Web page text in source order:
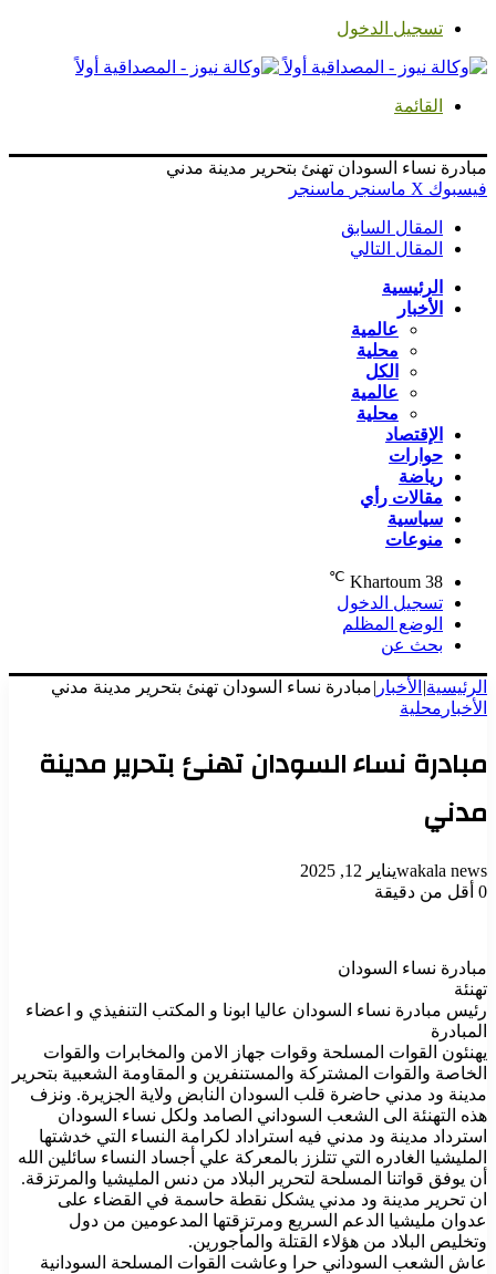
تسجيل الدخول
القائمة
مبادرة نساء السودان تهنئ بتحرير مدينة مدني
فيسبوك ‫X ماسنجر ماسنجر
المقال السابق
المقال التالي
الرئيسية
الأخبار
عالمية
محلية
الكل
عالمية
محلية
الإقتصاد
حوارات
رياضة
مقالات رأي
سياسية
منوعات
Khartoum 38
℃
تسجيل الدخول
الوضع المظلم
بحث عن
الرئيسية| الأخبار |مبادرة نساء السودان تهنئ بتحرير مدينة مدني
الأخبار محلية
مبادرة نساء السودان تهنئ بتحرير مدينة
مدني
wakala newsيناير 12, 2025
0 أقل من دقيقة
مبادرة نساء السودان
تهنئة
رئيس مبادرة نساء السودان عاليا ابونا و المكتب التنفيذي و اعضاء
المبادرة
يهنئون القوات المسلحة وقوات جهاز الامن والمخابرات والقوات
الخاصة والقوات المشتركة والمستنفرين و المقاومة الشعبية بتحرير
مدينة ود مدني حاضرة قلب السودان النابض ولاية الجزيرة. ونزف
هذه التهنئة الى الشعب السوداني الصامد ولكل نساء السودان
استرداد مدينة ود مدني فيه استراداد لكرامة النساء التي خدشتها
المليشيا الغادره التي تتلزز بالمعركة علي أجساد النساء سائلين الله
أن يوفق قواتنا المسلحة لتحرير البلاد من دنس المليشيا والمرتزقة.
ان تحرير مدينة ود مدني يشكل نقطة حاسمة في القضاء على
عدوان مليشيا الدعم السريع ومرتزقتها المدعومين من دول
وتخليص البلاد من هؤلاء القتلة والمأجورين.
عاش الشعب السوداني حرا وعاشت القوات المسلحة السودانية